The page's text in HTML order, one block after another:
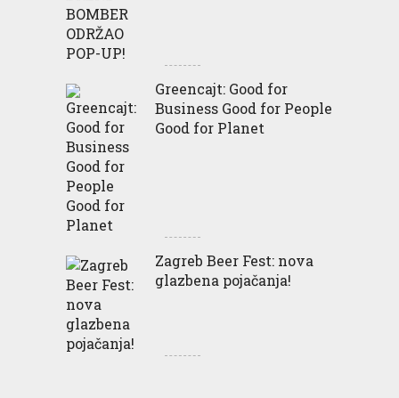
Greencajt: Good for
Business Good for People
Good for Planet
Zagreb Beer Fest: nova
glazbena pojačanja!